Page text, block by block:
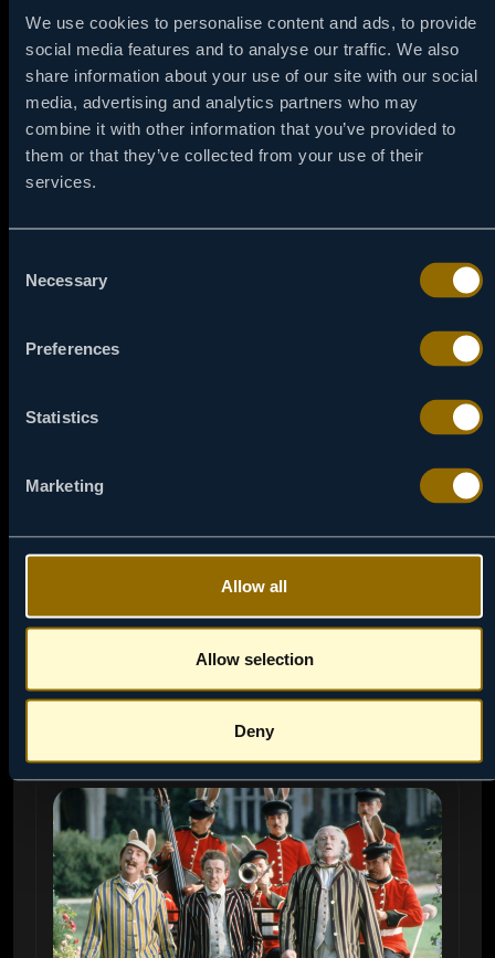
We use cookies to personalise content and ads, to provide
social media features and to analyse our traffic. We also
share information about your use of our site with our social
media, advertising and analytics partners who may
combine it with other information that you’ve provided to
them or that they’ve collected from your use of their
services.
Selection
Necessary
Preferences
Statistics
Marketing
Allow all
Allow selection
Deny
NAPRAVI PODSETNIK
JEDAN JE DŽIMI GRIMBL
Stidljivi dečak iz Mančestera konačno skuplja
hrabrost da povede svoj fudbalski klub u finale
NAPRAVI PODSETNIK